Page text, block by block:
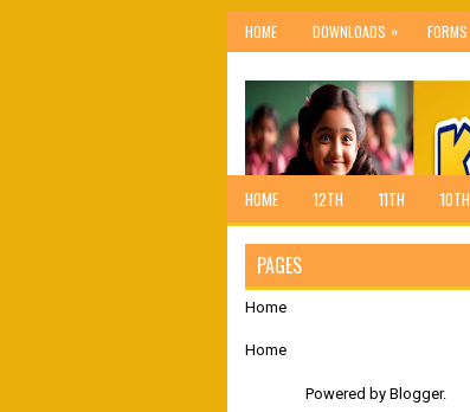
HOME DOWNLOADS » FORMS
HOME 12TH 11TH 10TH
PAGES
Home
Home
Powered by Blogger.